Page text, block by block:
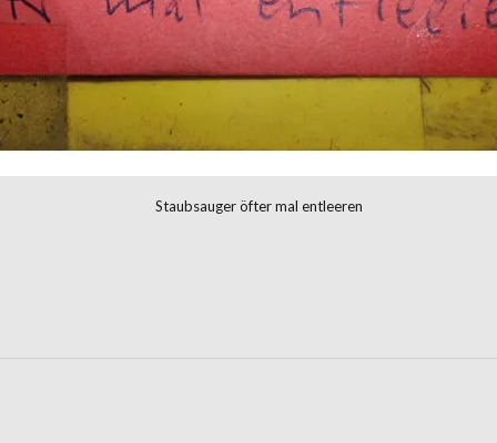
Staubsauger öfter mal entleeren